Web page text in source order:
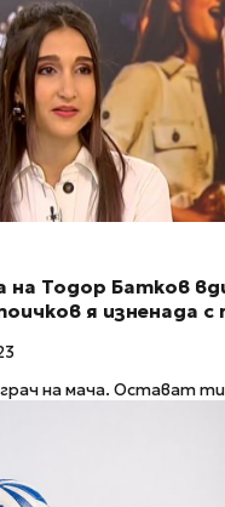
Тодор Батков
я изненада с
на мача. Остават